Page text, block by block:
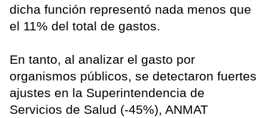
dicha función representó nada menos que
el 11% del total de gastos.
En tanto, al analizar el gasto por
organismos públicos, se detectaron fuertes
ajustes en la Superintendencia de
Servicios de Salud (-45%), ANMAT